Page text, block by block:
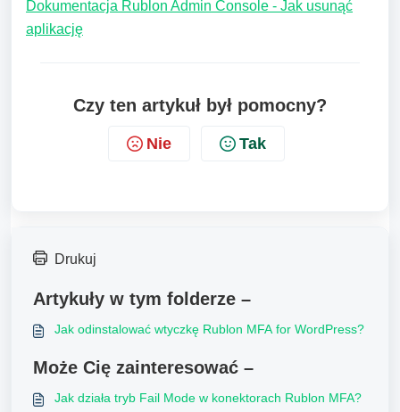
Dokumentacja Rublon Admin Console - Jak usunąć
aplikację
Czy ten artykuł był pomocny?
Nie Tak
Drukuj
Artykuły w tym folderze –
Jak odinstalować wtyczkę Rublon MFA for WordPress?
Może Cię zainteresować –
Jak działa tryb Fail Mode w konektorach Rublon MFA?